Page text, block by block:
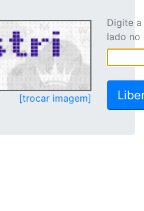
[trocar imagem]
Digite
lado no